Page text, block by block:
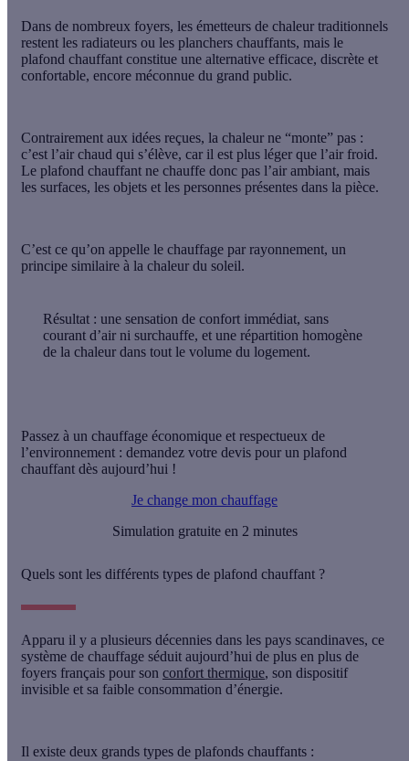
Dans de nombreux foyers, les émetteurs de chaleur traditionnels
restent les radiateurs ou les planchers chauffants, mais le
plafond chauffant constitue une alternative efficace, discrète et
confortable, encore méconnue du grand public.
Contrairement aux idées reçues, la chaleur ne “monte” pas :
c’est l’air chaud qui s’élève, car il est plus léger que l’air froid.
Le plafond chauffant ne chauffe donc pas l’air ambiant, mais
les surfaces, les objets et les personnes présentes dans la pièce.
C’est ce qu’on appelle le chauffage par rayonnement, un
principe similaire à la chaleur du soleil.
Résultat : une sensation de confort immédiat, sans
courant d’air ni surchauffe, et une répartition homogène
de la chaleur dans tout le volume du logement.
Passez à un chauffage économique et respectueux de
l’environnement : demandez votre devis pour un plafond
chauffant dès aujourd’hui !
Je change mon chauffage
Simulation gratuite en 2 minutes
Quels sont les différents types de plafond chauffant ?
Apparu il y a plusieurs décennies dans les pays scandinaves, ce
système de chauffage séduit aujourd’hui de plus en plus de
foyers français pour son confort thermique, son dispositif
invisible et sa faible consommation d’énergie.
Il existe deux grands types de plafonds chauffants :